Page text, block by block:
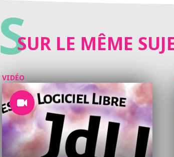
SSUR LE MÊME
VIDÉO